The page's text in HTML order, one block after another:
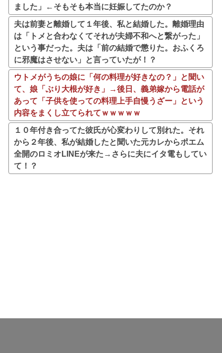
ました」←そもそも本当に妊娠してたのか？
夫は前妻と離婚して１年後、私と結婚した。離婚理由
は「トメと合わなくてそれが夫婦不和へと繋がった」
という事だった。夫は「前の結婚で懲りた。おふくろ
に邪魔はさせない」と言っていたが！？
ウトメがうちの娘に「何の料理が好きなの？」と聞い
て、娘「ぶり大根が好き」→後日、義弟嫁から電話が
あって「子供を使っての料理上手自慢うざー」という
内容をまくし立てられてｗｗｗｗｗ
１０年付き合ってた彼氏が心変わりして別れた。それ
から２年後、私が結婚したと聞いた元カレからポエム
全開のロミオLINEが来た→さらに夫にイタ電もしてい
て！？